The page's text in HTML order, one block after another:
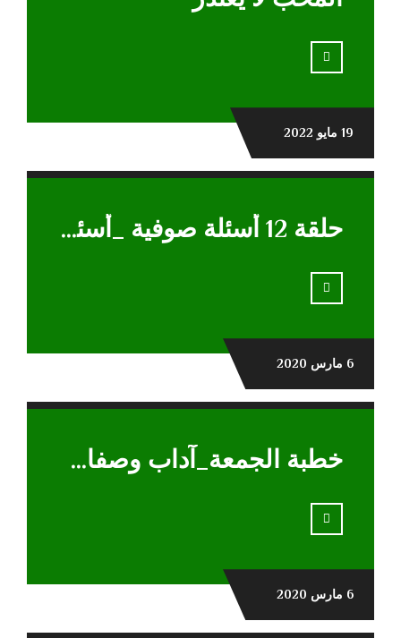
19 مايو 2022
حلقة 12 أسئلة صوفية _أسئلة حائرة وإجابات شافية_مجلس المعادى الجمعة 6-3-2020
6 مارس 2020
خطبة الجمعة_آداب وصفات المؤمنين فى سورة الحجرات
6 مارس 2020